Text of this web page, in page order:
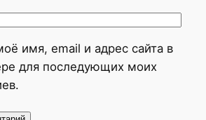
имя, email и адрес сайта в
для последующих моих